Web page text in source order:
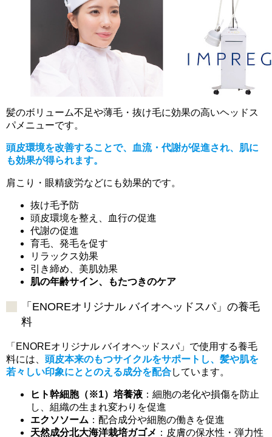
髪のボリューム不足や薄毛・抜け毛に効果の高いヘッドス
パメニューです。
頭皮環境を改善することで、血流・代謝が促進され、肌に
も効果が得られます。
肩こり・眼精疲労などにも効果的です。
抜け毛予防
頭皮環境を整え、血行の促進
代謝の促進
育毛、発毛を促す
リラックス効果
引き締め、美肌効果
肌の年齢サイン、もたつきのケア
「ENOREオリジナル バイオヘッドスパ」の養毛
料
「ENOREオリジナル バイオヘッドスパ」で使用する養毛
料には、 頭皮本来のもつサイクルをサポートし、髪や肌を
若々しい印象にととのえる成分を配合しています。
ヒト幹細胞（※1）培養液 ：細胞の老化や損傷を防止
し、組織の生まれ変わりを促進
エクソソーム ：配合成分や細胞の働きを促進
天然成分北大海洋栽培ガゴメ ：皮膚の保水性・弾力性